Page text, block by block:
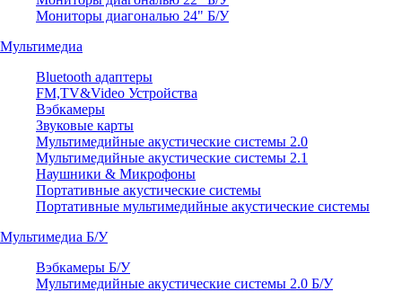
Мониторы диагональю 24" Б/У
Мультимедиа
Bluetooth адаптеры
FM,TV&Video Устройства
Вэбкамеры
Звуковые карты
Мультимедийные акустические системы 2.0
Мультимедийные акустические системы 2.1
Наушники & Микрофоны
Портативные акустические системы
Портативные мультимедийные акустические системы
Мультимедиа Б/У
Вэбкамеры Б/У
Мультимедийные акустические системы 2.0 Б/У